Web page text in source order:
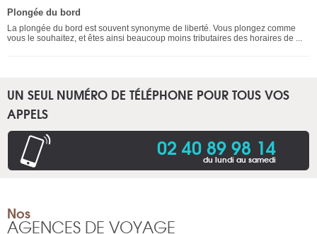
Plongée du bord
La plongée du bord est souvent synonyme de liberté. Vous plongez comme
vous le souhaitez, et êtes ainsi beaucoup moins tributaires des horaires de ...
UN SEUL NUMÉRO DE TÉLÉPHONE POUR TOUS VOS
APPELS
02 40 89 98 14
du lundi au samedi
Nos
AGENCES DE VOYAGE